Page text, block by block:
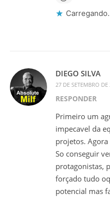
DIEGO SILVA
27 DE SETEMBRO
RESPONDER
Primeiro um
impecavel da
projetos.
So conseguir
protagonistas,
forçado tudo
potencial mas